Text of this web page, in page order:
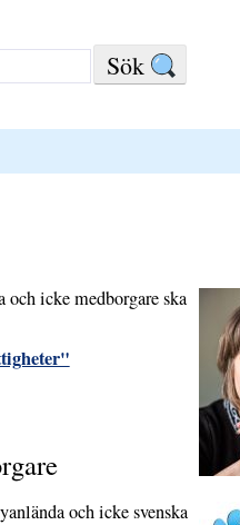
icke medborgare ska
och icke svenska